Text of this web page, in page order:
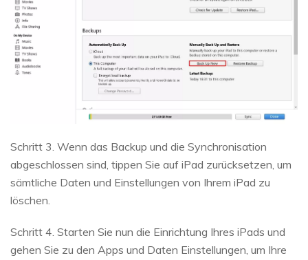
Schritt 3. Wenn das Backup und die Synchronisation
abgeschlossen sind, tippen Sie auf iPad zurücksetzen, um
sämtliche Daten und Einstellungen von Ihrem iPad zu
löschen.
Schritt 4. Starten Sie nun die Einrichtung Ihres iPads und
gehen Sie zu den Apps und Daten Einstellungen, um Ihre